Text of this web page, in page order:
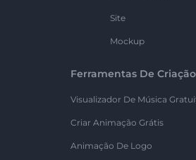
Site
Mockup
Ferramentas De
Visualizador De Música
Criar Animação Grátis
Animação De Logo